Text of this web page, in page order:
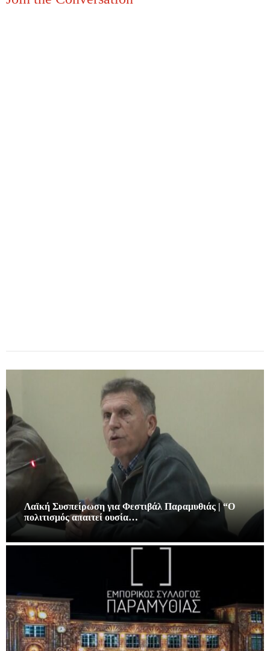
Λαϊκή Συσπείρωση για Φεστιβάλ Παραμυθιάς | “Ο
πολιτισμός απαιτεί ουσία…